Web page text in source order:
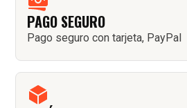
PAGO SEGURO
Pago seguro con tarjeta, PayPal